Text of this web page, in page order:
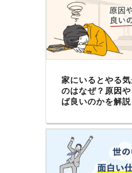
家にいるとやる
のはなぜ？原因
ば良いのかを解説